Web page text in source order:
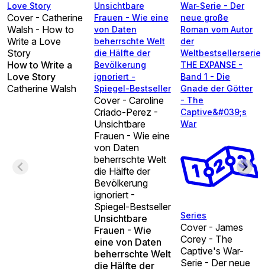
Love Story
Cover - Catherine
Walsh - How to
Write a Love
Story
How to Write a
Love Story
Catherine Walsh
Unsichtbare
Frauen - Wie eine
von Daten
beherrschte Welt
die Hälfte der
Bevölkerung
ignoriert -
Spiegel-Bestseller
Cover - Caroline
Criado-Perez -
Unsichtbare
Frauen - Wie eine
von Daten
beherrschte Welt
die Hälfte der
Bevölkerung
ignoriert -
Spiegel-Bestseller
Unsichtbare
Frauen - Wie
eine von Daten
beherrschte Welt
die Hälfte der
War-Serie - Der
neue große
Roman vom Autor
der
Weltbestsellerserie
THE EXPANSE -
Band 1 - Die
Gnade der Götter
- The
Captive&#039;s
War
Series
Cover - James
Corey - The
Captive's War-
Serie - Der neue